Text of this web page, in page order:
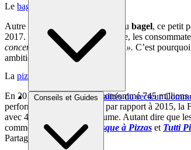
Brèves et actus Actualités du secteur
Conseils et Guides
Le bagel
Autre créneau émergent : celui du bagel, ce petit
2017. Toutefois, selon cette étude, les
concentrés sur les grandes villes ». C’est
ambitions de recrutement.
La pizza
En 2017, les Français ont consommé 745
performances sont en recul par rapport à 2015, la
avec 48 % des parts en volume. Autant dire que
comme le Français
Le Kiosque à Pizzas et Tutti
Partager sur :